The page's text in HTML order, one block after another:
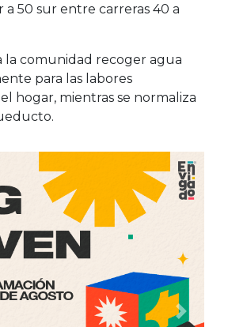
a 50 sur entre carreras 40 a
la comunidad recoger agua
para las labores
hogar, mientras se normaliza